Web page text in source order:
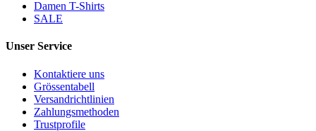
Damen T-Shirts
SALE
Unser Service
Kontaktiere uns
Grössentabell
Versandrichtlinien
Zahlungsmethoden
Trustprofile